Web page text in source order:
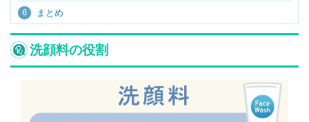
6 まとめ
洗顔料の役割